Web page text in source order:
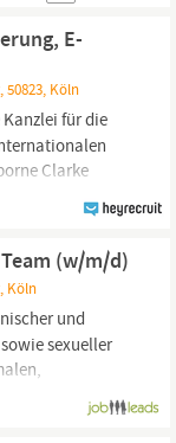
E-
Köln
für die
Clarke
Standorten
als 600
der Zukunft.
(w/m/d)
Köln
und
sexueller
Kriterium nach